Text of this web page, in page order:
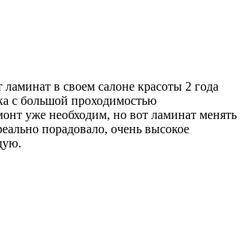
в своем салоне красоты 2 года
с большой проходимостью
уже необходим, но вот ламинат менять
порадовало, очень высокое